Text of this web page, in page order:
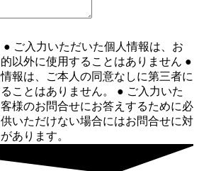
● ご入力いただいた個人情報は、お
以外に使用することはありません ●
報は、ご本人の同意なしに第三者に
ことはありません。 ● ご入力いた
様のお問合せにお答えするために必
いただけない場合にはお問合せに対
あります。